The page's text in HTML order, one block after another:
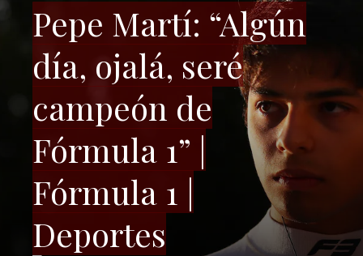
Pepe Martí: “Algún
día, ojalá, seré
campeón de
Fórmula 1” |
Fórmula 1 |
Deportes